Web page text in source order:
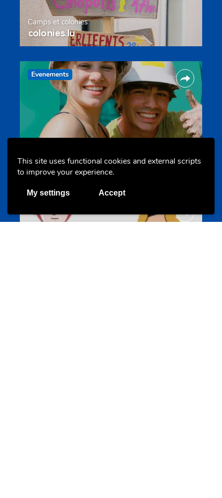
This site uses functional cookies and external scripts
to improve your experience.
My settings Accept
Camps et colonies
colonies.lu
Evenements
Les meilleurs projets jeunesse
jugendprais.lu